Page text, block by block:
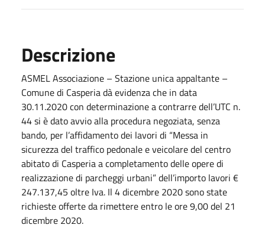
Descrizione
ASMEL Associazione – Stazione unica appaltante –
Comune di Casperia dà evidenza che in data
30.11.2020 con determinazione a contrarre dell’UTC n.
44 si è dato avvio alla procedura negoziata, senza
bando, per l’affidamento dei lavori di “Messa in
sicurezza del traffico pedonale e veicolare del centro
abitato di Casperia a completamento delle opere di
realizzazione di parcheggi urbani” dell’importo lavori €
247.137,45 oltre Iva. Il 4 dicembre 2020 sono state
richieste offerte da rimettere entro le ore 9,00 del 21
dicembre 2020.